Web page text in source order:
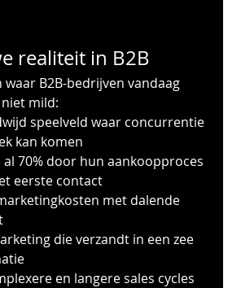
realiteit in B2B
B2B-bedrijven vandaag
mild:
speelveld waar concurrentie
kan komen
al 70% door hun aankoopproces
eerste contact
met dalende
die verzandt in een zee
en langere sales cycles